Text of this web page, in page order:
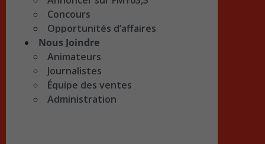
Concours
Opportunités d’affaires
Nous Joindre
Animateurs
Journalistes
Équipe des ventes
Administration